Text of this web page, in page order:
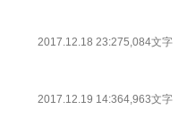
2017.12.18 23:275,084文字
2017.12.19 14:364,963文字